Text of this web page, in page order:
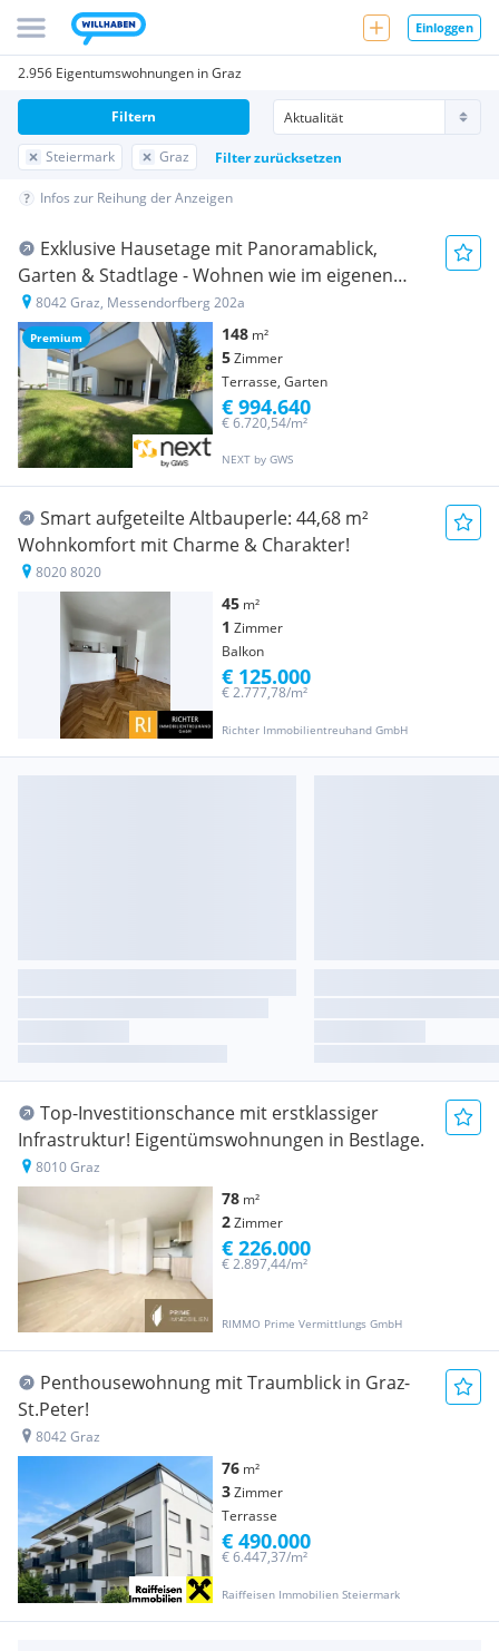
Einloggen
2.956 Eigentumswohnungen in Graz
Steiermark Graz Filter zurücksetzen
Filtern
Infos zur Reihung der Anzeigen
Premium
Exklu­sive Hause­tage mit Panora­ma­blick,
Garten & Stadt­lage - Wohnen wie im eigenen
Haus"
8042 Graz, Messendorfberg 202a
148 m²
5Zimmer
Terrasse, Garten
NEXT by GWS
€ 6.720,54/m²
€ 994.640
Smart aufgeteilte Altbauperle: 44,68 m²
Wohnkomfort mit Charme & Charakter!
8020 8020
45 m²
1 Zimmer
Balkon
Richter Immobilientreuhand GmbH
€ 2.777,78/m²
€ 125.000
Top-Investitionschance mit erstklassiger
Infrastruktur! Eigentümswohnungen in Bestlage.
8010 Graz
78 m²
2Zimmer
RIMMO Prime Vermittlungs GmbH
€ 2.897,44/m²
€ 226.000
Penthousewohnung mit Traumblick in Graz-
St.Peter!
8042 Graz
76 m²
3Zimmer
Terrasse
Raiffeisen Immobilien Steiermark
€ 6.447,37/m²
€ 490.000